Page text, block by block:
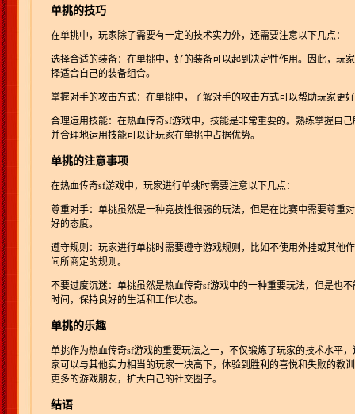
单挑的技巧
在单挑中，玩家除了需要有一定的技术实力外，还需要注意以下几点：
选择合适的装备：在单挑中，好的装备可以起到决定性作用。因此，玩
择适合自己的装备组合。
掌握对手的攻击方式：在单挑中，了解对手的攻击方式可以帮助玩家更
合理运用技能：在热血传奇sf游戏中，技能是非常重要的。熟练掌握自
并合理地运用技能可以让玩家在单挑中占据优势。
单挑的注意事项
在热血传奇sf游戏中，玩家进行单挑时需要注意以下几点：
尊重对手：单挑虽然是一种竞技性很强的玩法，但是在比赛中需要尊重
好的态度。
遵守规则：玩家进行单挑时需要遵守游戏规则，比如不使用外挂或其他
间所商定的规则。
不要过度沉迷：单挑虽然是热血传奇sf游戏中的一种重要玩法，但是也
时间，保持良好的生活和工作状态。
单挑的乐趣
单挑作为热血传奇sf游戏的重要玩法之一，不仅锻炼了玩家的技术水平
家可以与其他实力相当的玩家一决高下，体验到胜利的喜悦和失败的教
更多的游戏朋友，扩大自己的社交圈子。
结语